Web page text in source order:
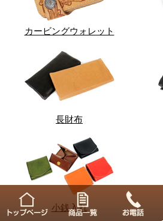
カービングウォレット
長財布
小銭入れ